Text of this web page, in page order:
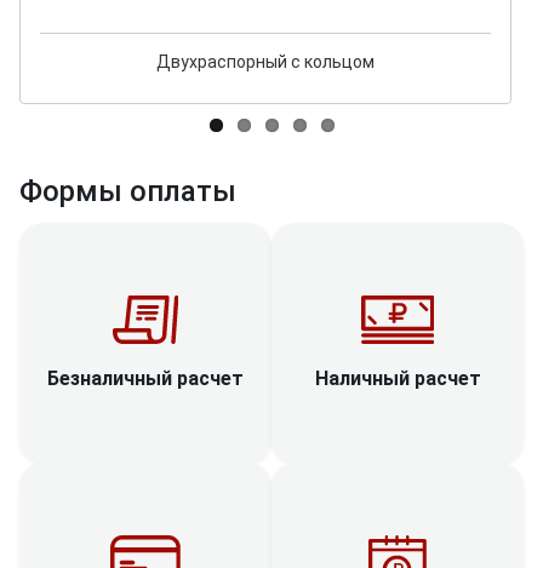
Двухраспорный с кольцом
Формы оплаты
Безналичный расчет Наличный расчет